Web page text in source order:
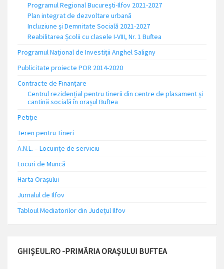
Programul Regional București-Ilfov 2021-2027
Plan integrat de dezvoltare urbană
Incluziune și Demnitate Socială 2021-2027
Reabilitarea Școlii cu clasele I-VIII, Nr. 1 Buftea
Programul Național de Investiții Anghel Saligny
Publicitate proiecte POR 2014-2020
Contracte de Finanțare
Centrul rezidențial pentru tinerii din centre de plasament și
cantină socială în orașul Buftea
Petiție
Teren pentru Tineri
A.N.L. – Locuinţe de serviciu
Locuri de Muncă
Harta Orașului
Jurnalul de Ilfov
Tabloul Mediatorilor din Județul Ilfov
GHIȘEUL.RO -PRIMĂRIA ORAȘULUI BUFTEA